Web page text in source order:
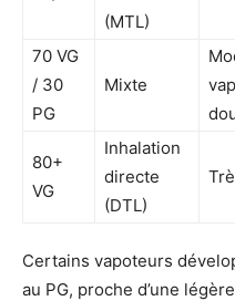
(MTL)
70 VG
/ 30
PG
Mixte
80+
VG
Inhalation
directe
(DTL)
Certains vapoteurs
au PG, proche d’une